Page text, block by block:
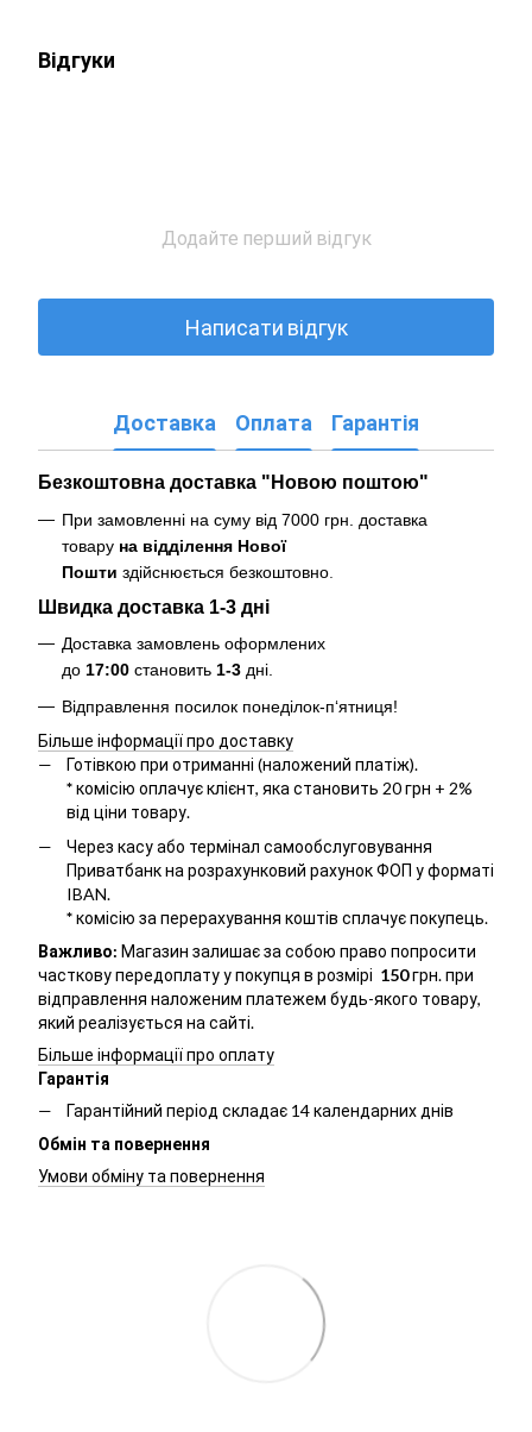
Відгуки
Додайте перший відгук
Написати відгук
Доставка Оплата Гарантія
Безкоштовна доставка "Новою поштою"
При замовленні на суму від 7000 грн. доставка
товару на відділення Нової
Пошти здійснюється безкоштовно
Швидка доставка 1-3 дні
Доставка замовлень оформлених
до 17:00 становить 1-3 дні.
Відправлення посилок понеділок-п‘ятниця!
Більше інформації про доставку
Готівкою при отриманні (наложений платіж).
*комісію оплачує клієнт, яка становить 20 грн + 2%
від ціни товару.
Через касу або термінал самообслуговування
Приватбанк на розрахунковий рахунок ФОП у форматі
IBAN.
*комісію за перерахування коштів сплачує покупець.
Важливо: Магазин залишає за собою право попросити
часткову передоплату у покупця в розмірі 150грн. при
відправлення наложеним платежем будь-якого товару,
який реалізується на сайті.
Більше інформації про оплату
Гарантія
Гарантійний період складає 14 календарних днів
Обмін та повернення
Умови обміну та повернення